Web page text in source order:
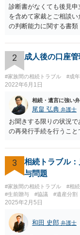
診断書がなくても後見
を含めて家裁とご相談
の判断能力に関する書
をしていただければそ
た、Aさんの意向を酌
いる施設の問題もあり
ご相談されるのもひとつ
2 成人後の口座
#家族間の相続トラブル #成
2022年6月1日
相続・遺言に強い
尾畠 弘典 弁護士
お聞きする限りの状況
の再発行手続を行うこと
3
相続トラブル
与問題
#家族間の相続トラブル #相
#生前贈与
#協議 #遺産分割
2025年2月5日
和田 史郎 弁護士